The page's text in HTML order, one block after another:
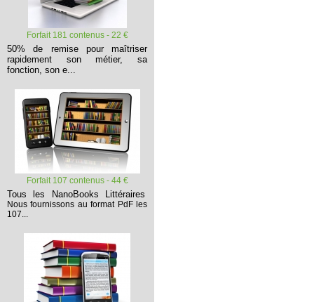
Forfait 181 contenus - 22 €
50% de remise pour maîtriser
rapidement son métier, sa
fonction, son e...
Forfait 107 contenus - 44 €
Tous les NanoBooks Littéraires
Nous fournissons au format PdF les
107...